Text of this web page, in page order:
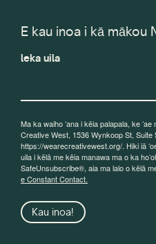
E kau inoa i kā mākou
leka uila
Ma ka waiho ʻana i kēia palapala, ke ʻae
Creative West, 1536 Wynkoop St,
https://wearecreativewest.org/. Hiki iā
uila i kēlā me kēia manawa ma o ka
SafeUnsubscribe®, aia ma lalo o kēlā
e Constant Contact.
Kau inoa!